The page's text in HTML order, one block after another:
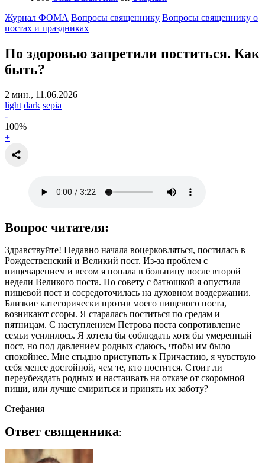
Журнал ФОМА Вопросы священнику Вопросы священнику о
постах и праздниках
По здоровью запретили поститься. Как
быть?
2 мин., 11.06.2026
light dark sepia
-
100%
+
Вопрос читателя:
Здравствуйте! Недавно начала воцерковляться, постилась в
Рождественский и Великий пост. Из-за проблем с
пищеварением и весом я попала в больницу после второй
недели Великого поста. По совету с батюшкой я опустила
пищевой пост и сосредоточилась на духовном воздержании.
Близкие категорически против моего пищевого поста,
возникают ссоры. Я старалась поститься по средам и
пятницам. С наступлением Петрова поста сопротивление
семьи усилилось. Я хотела бы соблюдать хотя бы умеренный
пост, но под давлением родных сдаюсь, чтобы им было
спокойнее. Мне стыдно приступать к Причастию, я чувствую
себя менее достойной, чем те, кто постится. Стоит ли
переубеждать родных и настаивать на отказе от скоромной
пищи, или лучше смириться и принять их заботу?
Стефания
Ответ священника: